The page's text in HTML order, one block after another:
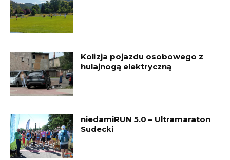
Kolizja pojazdu osobowego z
hulajnogą elektryczną
niedamiRUN 5.0 – Ultramaraton
Sudecki